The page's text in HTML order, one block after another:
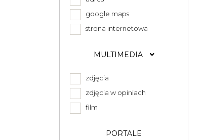
google maps
strona internetowa
MULTIMEDIA
zdjęcia
zdjęcia w opiniach
film
PORTALE